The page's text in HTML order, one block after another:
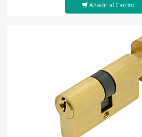
Añadir al Carrito